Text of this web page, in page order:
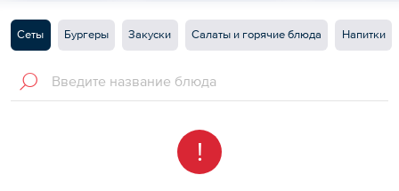
Сеты Бургеры Закуски Салаты и горячие блюда Напитки
!